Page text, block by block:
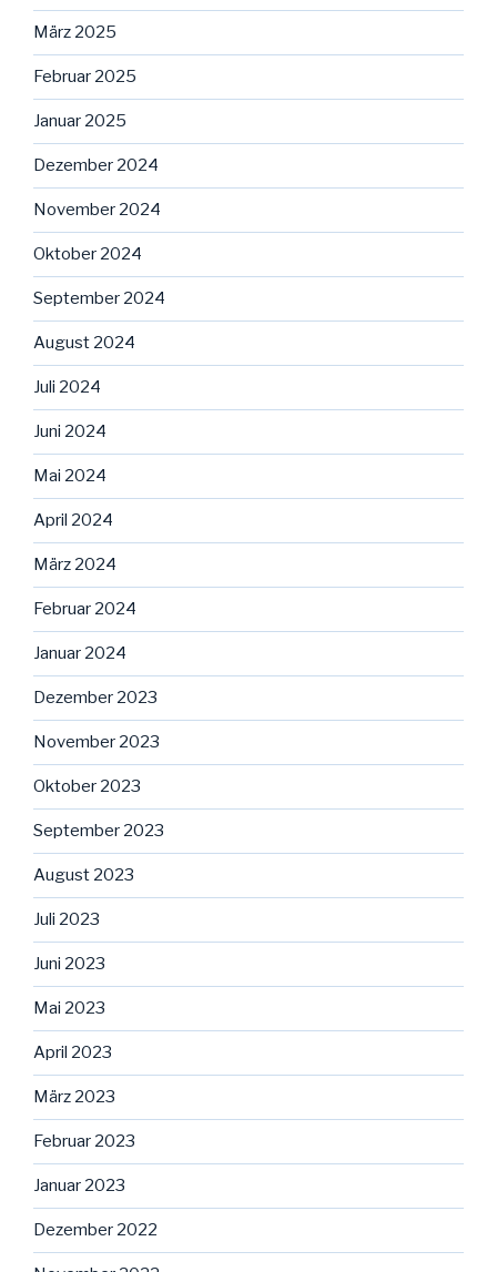
März 2025
Februar 2025
Januar 2025
Dezember 2024
November 2024
Oktober 2024
September 2024
August 2024
Juli 2024
Juni 2024
Mai 2024
April 2024
März 2024
Februar 2024
Januar 2024
Dezember 2023
November 2023
Oktober 2023
September 2023
August 2023
Juli 2023
Juni 2023
Mai 2023
April 2023
März 2023
Februar 2023
Januar 2023
Dezember 2022